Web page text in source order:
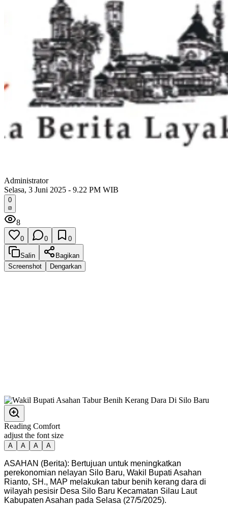
Administrator
Selasa, 3 Juni 2025 - 9.22 PM WIB
0
8
0 0 0
Salin
Bagikan
Screenshot
Dengarkan
Reading Comfort
adjust the font size
A A A A
ASAHAN (Berita): Bertujuan untuk meningkatkan
perekonomian nelayan Silo Baru, Wakil Bupati Asahan
Rianto, SH., MAP melakukan tabur benih kerang dara di
wilayah pesisir Desa Silo Baru Kecamatan Silau Laut
Kabupaten Asahan pada Selasa (27/5/2025).